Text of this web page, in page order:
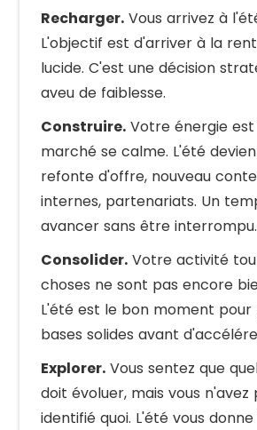
Recharger. Vous arrivez à
L'objectif est d'arriver à la
lucide. C'est une décision
aveu de faiblesse.
Construire. Votre énergie
marché se calme. L'été
refonte d'offre, nouveau
internes, partenariats. Un
avancer sans être interrompu.
Consolider. Votre activité
choses ne sont pas encore
L'été est le bon moment pour
bases solides avant
Explorer. Vous sentez que
doit évoluer, mais vous n'avez
identifié quoi. L'été vous